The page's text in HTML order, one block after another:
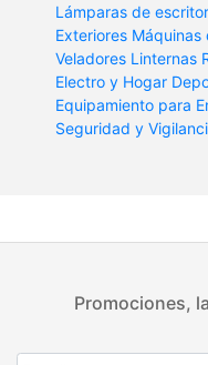
Lámparas de
Exteriores Máquinas
Veladores Linternas
Electro y Hogar
Equipamiento para
Seguridad y
Promociones,